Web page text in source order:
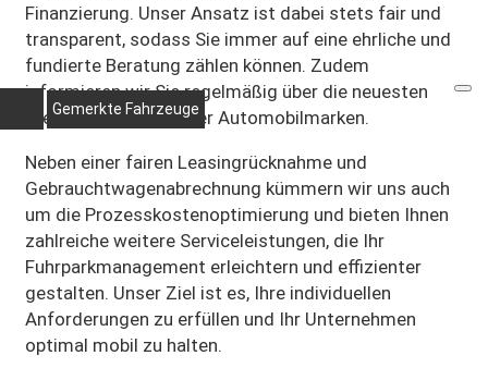
Finanzierung. Unser Ansatz ist dabei stets fair und
transparent, sodass Sie immer auf eine ehrliche und
fundierte Beratung zählen können. Zudem
informieren wir Sie regelmäßig über die neuesten
Preisvorteile führender Automobilmarken.
Neben einer fairen Leasingrücknahme und
Gebrauchtwagenabrechnung kümmern wir uns auch
um die Prozesskostenoptimierung und bieten Ihnen
zahlreiche weitere Serviceleistungen, die Ihr
Fuhrparkmanagement erleichtern und effizienter
gestalten. Unser Ziel ist es, Ihre individuellen
Anforderungen zu erfüllen und Ihr Unternehmen
optimal mobil zu halten.
Gemerkte Fahrzeuge